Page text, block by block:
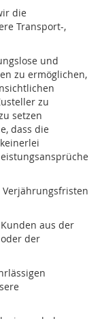
die
Transport-,
und
zu ermöglichen,
zu
setzen
dass die
Verjährungsfristen
aus der
der